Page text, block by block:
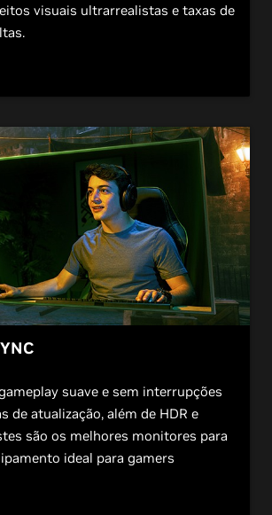
visuais ultrarrealistas e taxas de
suave e sem interrupções
de atualização, além de HDR e
são os melhores monitores para
ideal para gamers